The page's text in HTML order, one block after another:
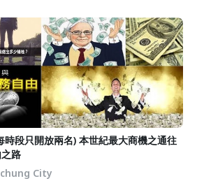
時段只開放兩名) 本世紀最大商機之通往
路
City